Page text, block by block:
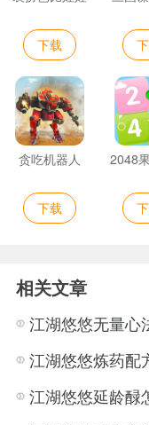
下载
贪吃机器人
下载
2048
相关文章
江湖悠悠炼药配